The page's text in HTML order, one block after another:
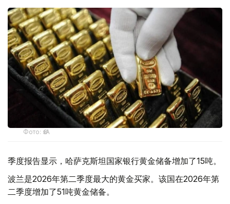
Фото: ӨзА
季度报告显示，哈萨克斯坦国家银行黄金储备增加了15吨。
波兰是2026年第二季度最大的黄金买家。该国在2026年第
二季度增加了51吨黄金储备。